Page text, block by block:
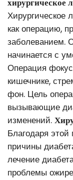
хирургическое
Хирургическое
как операцию,
заболеванием.
начинается с
Операция
кишечнике,
фон. Цель
вызывающие
изменений.
Благодаря
причины
лечение
проблемы